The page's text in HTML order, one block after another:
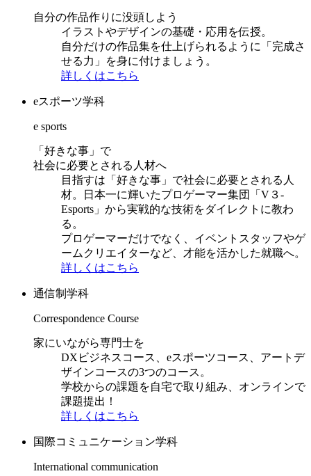
自分の作品作りに没頭しよう
イラストやデザインの基礎・応用を伝授。
自分だけの作品集を仕上げられるように「完成さ
せる力」を身に付けましょう。
詳しくはこちら
eスポーツ学科
e sports
「好きな事」で
社会に必要とされる人材へ
目指すは「好きな事」で社会に必要とされる人
材。日本一に輝いたプロゲーマー集団「V３-
Esports」から実戦的な技術をダイレクトに教わ
る。
プロゲーマーだけでなく、イベントスタッフやゲ
ームクリエイターなど、才能を活かした就職へ。
詳しくはこちら
通信制学科
Correspondence Course
家にいながら専門士を
DXビジネスコース、eスポーツコース、アートデ
ザインコースの3つのコース。
学校からの課題を自宅で取り組み、オンラインで
課題提出！
詳しくはこちら
国際コミュニケーション学科
International communication